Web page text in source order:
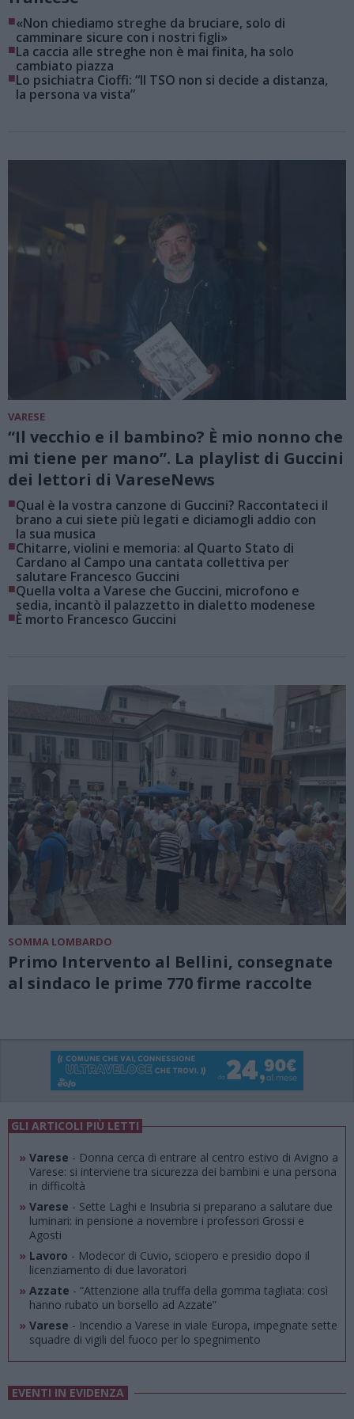
■«Non chiediamo streghe da bruciare, solo di
camminare sicure con i nostri figli»
■La caccia alle streghe non è mai finita, ha solo
cambiato piazza
■Lo psichiatra Cioffi: “Il TSO non si decide a distanza,
la persona va vista”
VARESE
“Il vecchio e il bambino? È mio nonno che
mi tiene per mano”. La playlist di Guccini
dei lettori di VareseNews
■Qual è la vostra canzone di Guccini? Raccontateci il
brano a cui siete più legati e diciamogli addio con
la sua musica
■Chitarre, violini e memoria: al Quarto Stato di
Cardano al Campo una cantata collettiva per
salutare Francesco Guccini
■Quella volta a Varese che Guccini, microfono e
sedia, incantò il palazzetto in dialetto modenese
■È morto Francesco Guccini
SOMMA LOMBARDO
Primo Intervento al Bellini, consegnate
al sindaco le prime 770 firme raccolte
GLI ARTICOLI PIÙ LETTI
» Varese - Donna cerca di entrare al centro estivo di Avigno a
Varese: si interviene tra sicurezza dei bambini e una persona
in difficoltà
» Varese - Sette Laghi e Insubria si preparano a salutare due
luminari: in pensione a novembre i professori Grossi e
Agosti
» Lavoro - Modecor di Cuvio, sciopero e presidio dopo il
licenziamento di due lavoratori
» Azzate - “Attenzione alla truffa della gomma tagliata: così
hanno rubato un borsello ad Azzate”
» Varese - Incendio a Varese in viale Europa, impegnate sette
squadre di vigili del fuoco per lo spegnimento
EVENTI IN EVIDENZA